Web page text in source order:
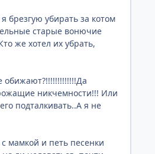
брезгую убирать за котом
старые вонючие
же хотел их убрать,
обижают?!!!!!!!!!!!!!Да
никчемности!!! Или
подталкивать..А я не
мамкой и петь песенки